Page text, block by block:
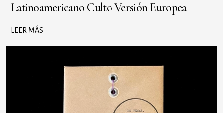
Latinoamericano Culto Versión Europea
LEER MÁS